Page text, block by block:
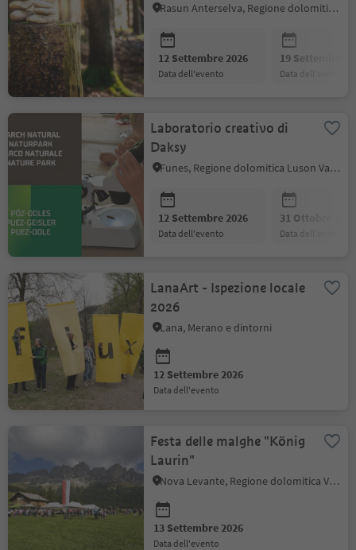
Rasun Anterselva, Regione dolomitica Plan de Corones
12 Settembre 2026
data dell'evento
19 Settembre
data dell'evento
Laboratorio creativo di
Daksy
Funes, Regione dolomitica Luson Val di Funes
12 Settembre 2026
data dell'evento
31 Ottobre 2026
data dell'evento
LanaArt - Ispezione locale
2026
Lana, Merano e dintorni
12 Settembre 2026
data dell'evento
Festa delle malghe "König
Laurin"
Nova Levante, Regione dolomitica Val d'Ega
13 Settembre 2026
data dell'evento